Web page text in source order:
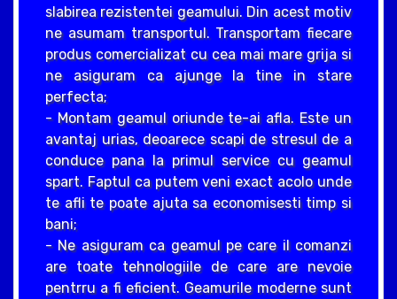
slabirea rezistentei geamului. Din acest motiv
ne asumam transportul. Transportam fiecare
produs comercializat cu cea mai mare grija si
ne asiguram ca ajunge la tine in stare
perfecta;
- Montam geamul oriunde te-ai afla. Este un
avantaj urias, deoarece scapi de stresul de a
conduce pana la primul service cu geamul
spart. Faptul ca putem veni exact acolo unde
te afli te poate ajuta sa economisesti timp si
bani;
- Ne asiguram ca geamul pe care il comanzi
are toate tehnologiile de care are nevoie
pentrru a fi eficient. Geamurile moderne sunt